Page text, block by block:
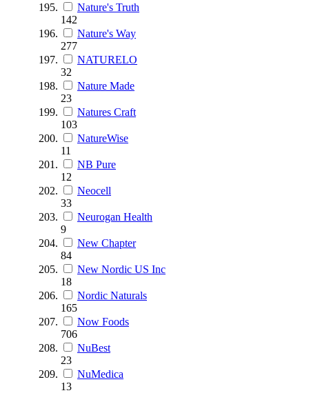
Nature's Truth
142
Nature's Way
277
NATURELO
32
Nature Made
23
Natures Craft
103
NatureWise
11
NB Pure
12
Neocell
33
Neurogan Health
9
New Chapter
84
New Nordic US Inc
18
Nordic Naturals
165
Now Foods
706
NuBest
23
NuMedica
13